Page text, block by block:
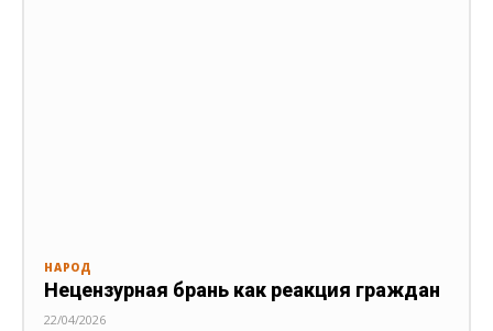
НАРОД
Нецензурная брань как реакция граждан
22/04/2026